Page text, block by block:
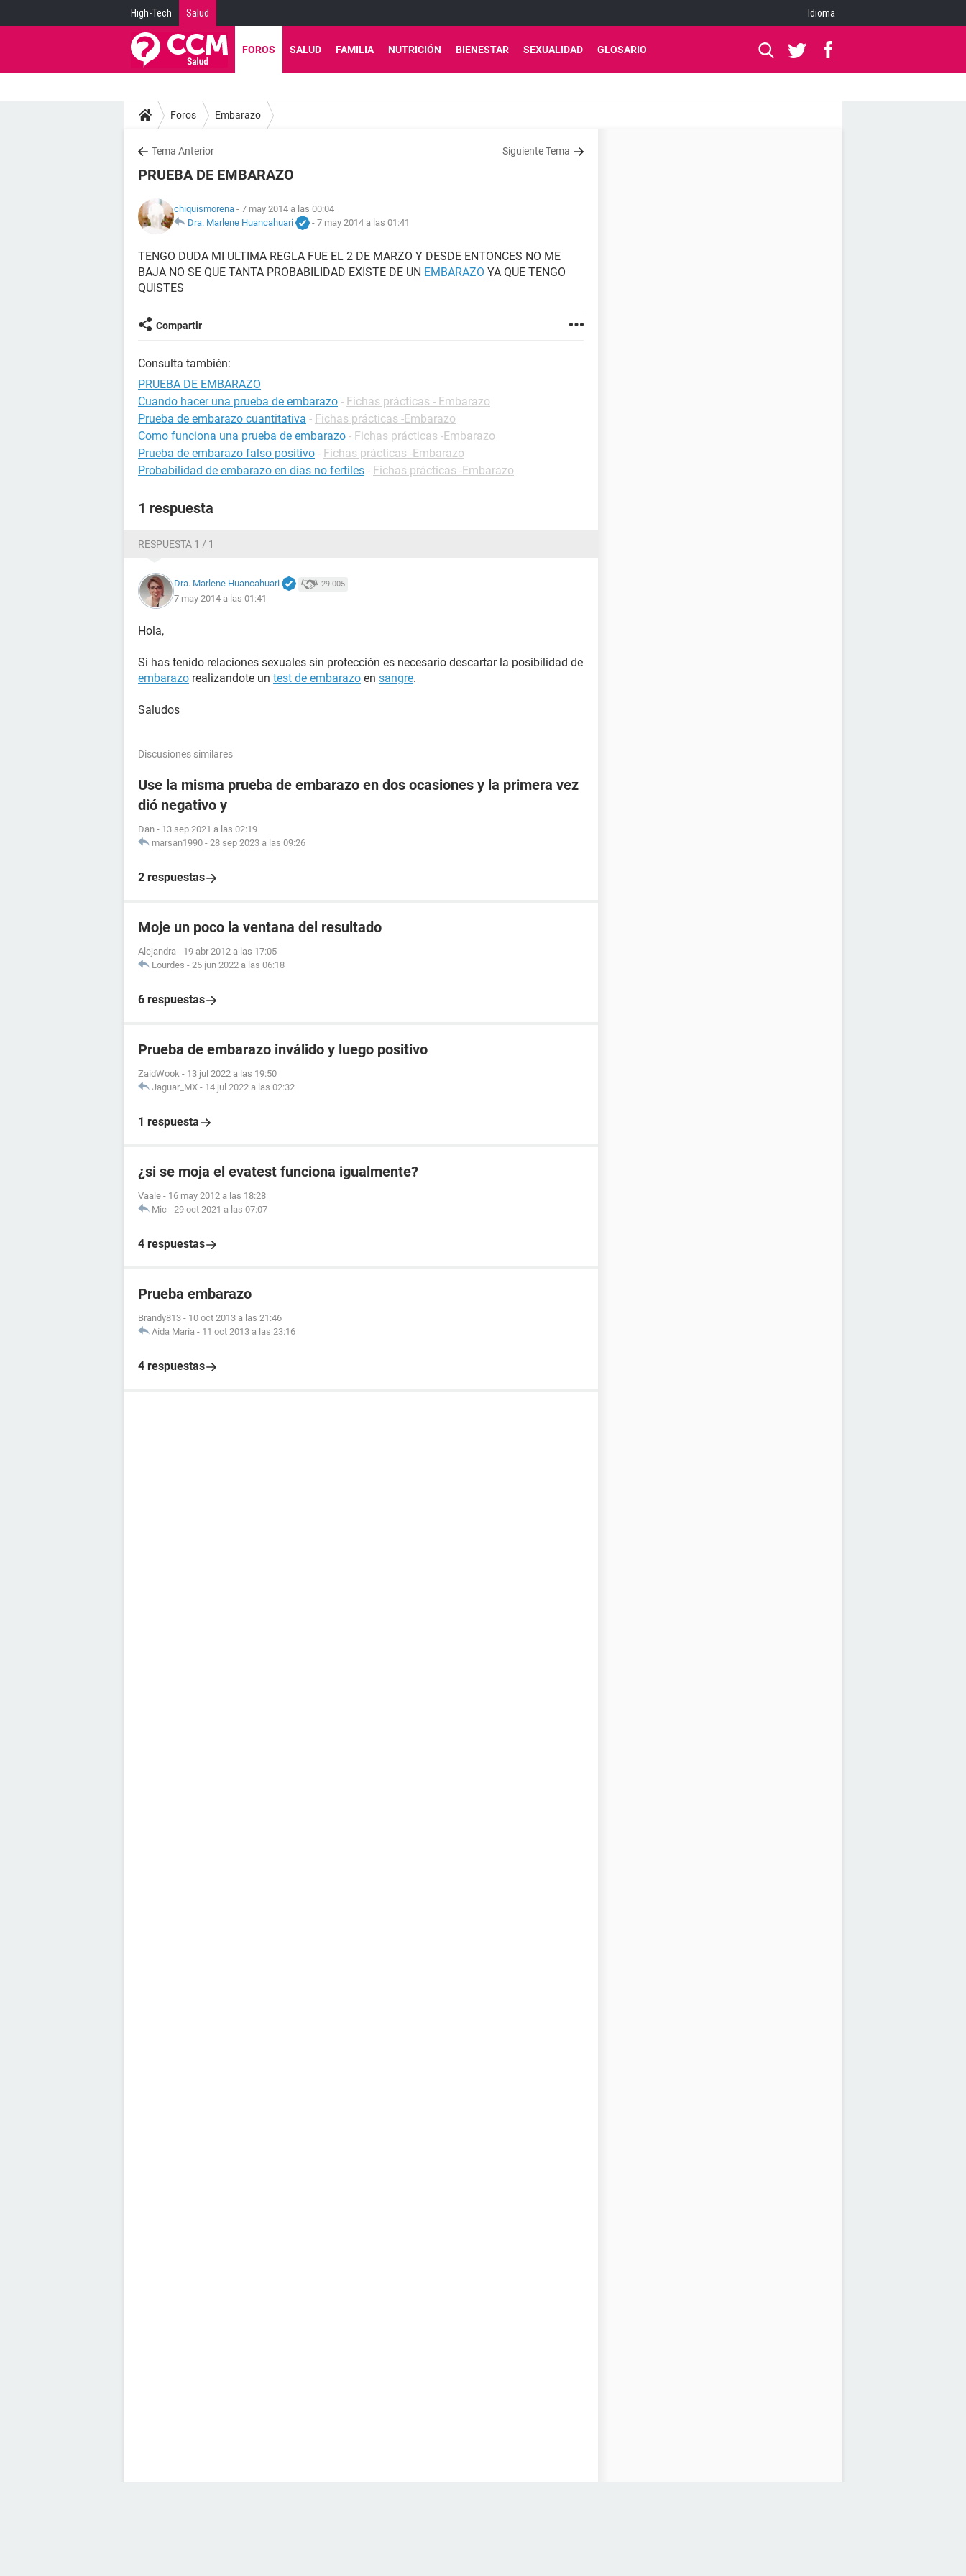
High-Tech Salud Idioma
FOROS SALUD FAMILIA NUTRICIÓN BIENESTAR SEXUALIDAD GLOSARIO
Foros Embarazo
Tema Anterior Siguiente Tema
PRUEBA DE EMBARAZO
chiquismorena - 7 may 2014 a las 00:04
Dra. Marlene Huancahuari
- 7 may 2014 a las 01:41
TENGO DUDA MI ULTIMA REGLA FUE EL 2 DE MARZO Y DESDE ENTONCES NO ME
BAJA NO SE QUE TANTA PROBABILIDAD EXISTE DE UN EMBARAZO YA QUE TENGO
QUISTES
Compartir
Consulta también:
PRUEBA DE EMBARAZO
Cuando hacer una prueba de embarazo - Fichas prácticas - Embarazo
Prueba de embarazo cuantitativa - Fichas prácticas -Embarazo
Como funciona una prueba de embarazo - Fichas prácticas -Embarazo
Prueba de embarazo falso positivo - Fichas prácticas -Embarazo
Probabilidad de embarazo en dias no fertiles - Fichas prácticas -Embarazo
1 respuesta
RESPUESTA 1 / 1
Dra. Marlene Huancahuari 29.005
7 may 2014 a las 01:41
Hola,
Si has tenido relaciones sexuales sin protección es necesario descartar la posibilidad de
embarazo realizandote un test de embarazo en sangre.
Saludos
Discusiones similares
Use la misma prueba de embarazo en dos ocasiones y la primera vez
dió negativo y
Dan - 13 sep 2021 a las 02:19
marsan1990 - 28 sep 2023 a las 09:26
2 respuestas
Moje un poco la ventana del resultado
Alejandra - 19 abr 2012 a las 17:05
Lourdes - 25 jun 2022 a las 06:18
6 respuestas
Prueba de embarazo inválido y luego positivo
ZaidWook - 13 jul 2022 a las 19:50
Jaguar_MX - 14 jul 2022 a las 02:32
1 respuesta
¿si se moja el evatest funciona igualmente?
Vaale - 16 may 2012 a las 18:28
Mic - 29 oct 2021 a las 07:07
4 respuestas
Prueba embarazo
Brandy813 - 10 oct 2013 a las 21:46
Aída María - 11 oct 2013 a las 23:16
4 respuestas